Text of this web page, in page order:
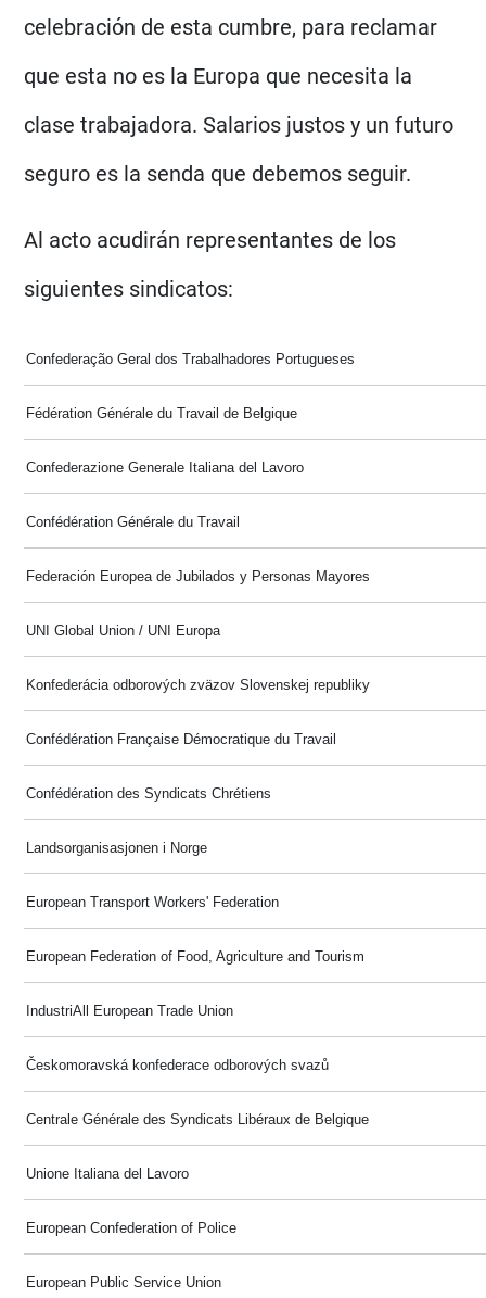
celebración de esta cumbre, para reclamar
que esta no es la Europa que necesita la
clase trabajadora. Salarios justos y un futuro
seguro es la senda que debemos seguir.
Al acto acudirán representantes de los
siguientes sindicatos:
Confederação Geral dos Trabalhadores Portugueses
Fédération Générale du Travail de Belgique
Confederazione Generale Italiana del Lavoro
Confédération Générale du Travail
Federación Europea de Jubilados y Personas Mayores
UNI Global Union / UNI Europa
Konfederácia odborových zväzov Slovenskej republiky
Confédération Française Démocratique du Travail
Confédération des Syndicats Chrétiens
Landsorganisasjonen i Norge
European Transport Workers' Federation
European Federation of Food, Agriculture and Tourism
IndustriAll European Trade Union
Českomoravská konfederace odborových svazů
Centrale Générale des Syndicats Libéraux de Belgique
Unione Italiana del Lavoro
European Confederation of Police
European Public Service Union